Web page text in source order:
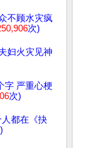
不顾水灾疯
次)
妇火灾见神
字 严重心梗
次)
人都在《抉